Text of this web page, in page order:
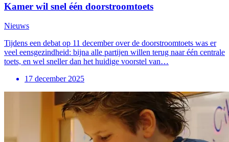
Kamer wil snel één doorstroomtoets
Nieuws
Tijdens een debat op 11 december over de doorstroomtoets was er
veel eensgezindheid: bijna alle partijen willen terug naar één centrale
toets, en wel sneller dan het huidige voorstel van…
17 december 2025